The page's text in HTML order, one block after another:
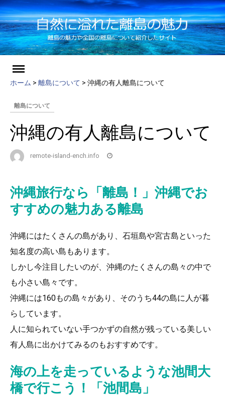
ホーム > 離島について > 沖縄の有人離島について
離島について
沖縄の有人離島について
remote-island-ench.info
沖縄旅行なら「離島！」沖縄でお
すすめの魅力ある離島
沖縄にはたくさんの島があり、石垣島や宮古島といった
知名度の高い島もあります。
しかし今注目したいのが、沖縄のたくさんの島々の中で
も小さい島々です。
沖縄には160もの島々があり、そのうち44の島に人が暮
らしています。
人に知られていない手つかずの自然が残っている美しい
有人島に出かけてみるのもおすすめです。
海の上を走っているような池間大
橋で行こう！「池間島」